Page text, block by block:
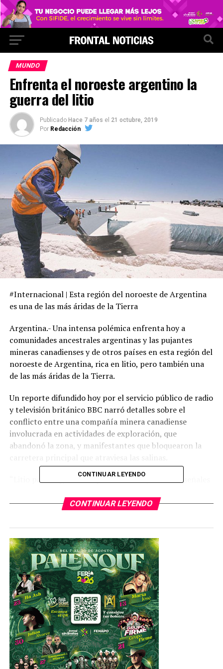
MUNDO
Enfrenta el noroeste argentino la
guerra del litio
Publicado Hace 7 años el 21 octubre, 2019
Por Redacción
#Internacional | Esta región del noroeste de Argentina
es una de las más áridas de la Tierra
Argentina.- Una intensa polémica enfrenta hoy a
comunidades ancestrales argentinas y las pujantes
mineras canadienses y de otros países en esta región del
noroeste de Argentina, rica en litio, pero también una
de las más áridas de la Tierra.
Un reporte difundido hoy por el servicio público de radio
y televisión británico BBC narró detalles sobre el
conflicto entre una compañía minera canadiense
involucrada en actividades de exploración, que
abandonó la zona, y manifestantes que bloquearon la
“Litio para hoy, hambre para mañana”, dicen las señales
“Para nosotros, Salinas Grandes es como una madre
sagrada”, dice Verónica Chávez, quien es la presidenta de
su pueblo, Santuario Tres Pozos, una de las 33
comunidades indígenas en esta área, la mayoría de ellas
en la provincia de Jujuy.
“Tenemos que respetarla porque me cuida a mí, a mi
familia y a mis hijos. Y cuidó de mis ancestros. Así que
sentimos un profundo respeto hacia este entorno, no
hay lugar para la explotación del litio”.
Así que, más allá de los vínculos culturales y espirituales
que los pueblos indígenas tienen con las salinas, hay una
gran ansiedad sobre la demanda de agua dulce.
CONTINUAR LEYENDO
CONTINUAR LEYENDO